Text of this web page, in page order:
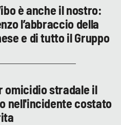
è anche il nostro:
l’abbraccio della
e di tutto il Gruppo
omicidio stradale il
nell'incidente costato